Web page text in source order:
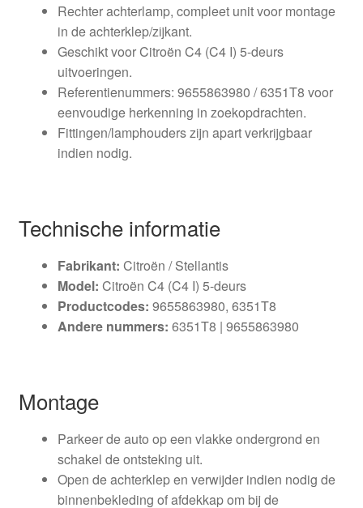
Rechter achterlamp, compleet unit voor montage
in de achterklep/zijkant.
Geschikt voor Citroën C4 (C4 I) 5-deurs
uitvoeringen.
Referentienummers: 9655863980 / 6351T8 voor
eenvoudige herkenning in zoekopdrachten.
Fittingen/lamphouders zijn apart verkrijgbaar
indien nodig.
Technische informatie
Fabrikant: Citroën / Stellantis
Model: Citroën C4 (C4 I) 5-deurs
Productcodes: 9655863980, 6351T8
Andere nummers: 6351T8 | 9655863980
Montage
Parkeer de auto op een vlakke ondergrond en
schakel de ontsteking uit.
Open de achterklep en verwijder indien nodig de
binnenbekleding of afdekkap om bij de